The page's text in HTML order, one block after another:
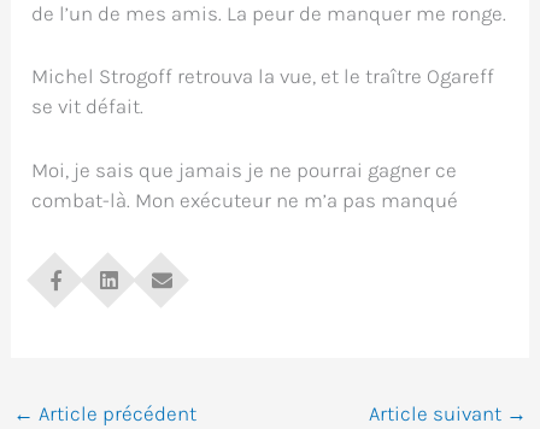
de l’un de mes amis. La peur de manquer me ronge.
Michel Strogoff retrouva la vue, et le traître Ogareff
se vit défait.
Moi, je sais que jamais je ne pourrai gagner ce
combat-là. Mon exécuteur ne m’a pas manqué
← Article précédent Article suivant →